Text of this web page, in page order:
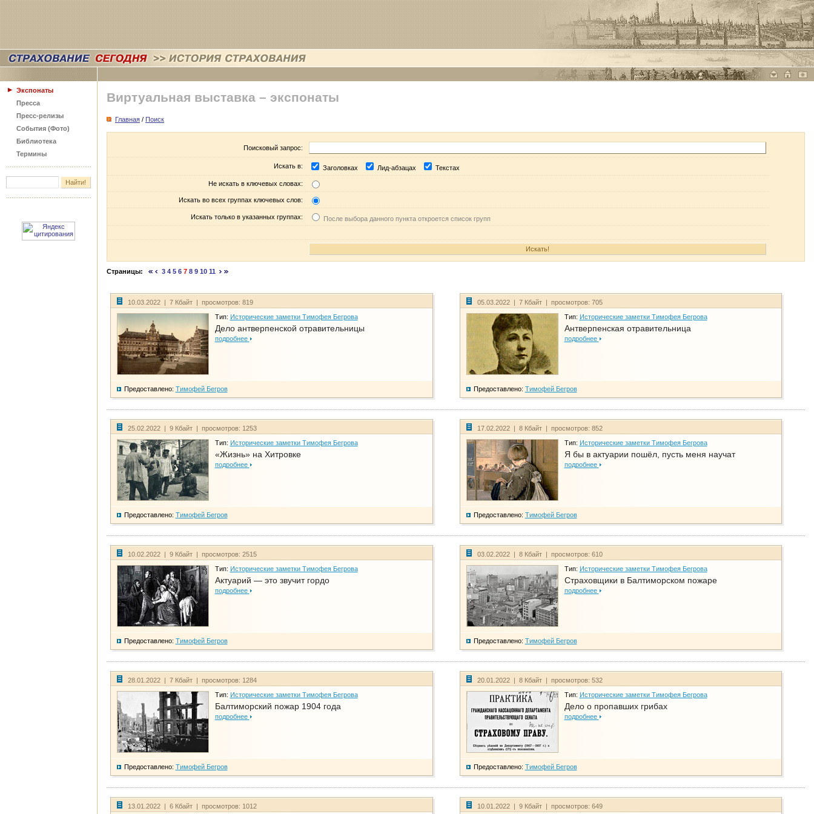
Экспонаты
Пресса
Пресс-релизы
События (Фото)
Библиотека
Термины
Виртуальная выставка – экспонаты
Главная / Поиск
Поисковый запрос:
Искать в: Заголовках Лид-абзацах Текстах
Не искать в ключевых словах:
Искать во всех группах ключевых слов:
Искать только в указанных группах: После выбора данного пункта откроется список групп
Страницы: 3 4 5 6 7 8 9 10 11
10.03.2022 | 7 Кбайт | просмотров: 819
Тип: Исторические заметки Тимофея Бегрова
Дело антверпенской отравительницы
подробнее
Предоставлено: Тимофей Бегров
05.03.2022 | 7 Кбайт | просмотров: 705
Тип: Исторические заметки Тимофея Бегрова
Антверпенская отравительница
подробнее
Предоставлено: Тимофей Бегров
25.02.2022 | 9 Кбайт | просмотров: 1253
Тип: Исторические заметки Тимофея Бегрова
«Жизнь» на Хитровке
подробнее
Предоставлено: Тимофей Бегров
17.02.2022 | 8 Кбайт | просмотров: 852
Тип: Исторические заметки Тимофея Бегрова
Я бы в актуарии пошёл, пусть меня научат
подробнее
Предоставлено: Тимофей Бегров
10.02.2022 | 9 Кбайт | просмотров: 2515
Тип: Исторические заметки Тимофея Бегрова
Актуарий — это звучит гордо
подробнее
Предоставлено: Тимофей Бегров
03.02.2022 | 8 Кбайт | просмотров: 610
Тип: Исторические заметки Тимофея Бегрова
Страховщики в Балтиморском пожаре
подробнее
Предоставлено: Тимофей Бегров
28.01.2022 | 7 Кбайт | просмотров: 1284
Тип: Исторические заметки Тимофея Бегрова
Балтиморский пожар 1904 года
подробнее
Предоставлено: Тимофей Бегров
20.01.2022 | 8 Кбайт | просмотров: 532
Тип: Исторические заметки Тимофея Бегрова
Дело о пропавших грибах
подробнее
Предоставлено: Тимофей Бегров
13.01.2022 | 6 Кбайт | просмотров: 1012 10.01.2022 | 9 Кбайт | просмотров: 649